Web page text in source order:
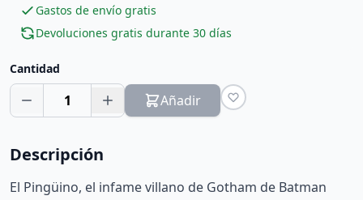
Gastos de envío gratis
Devoluciones gratis durante 30 días
Cantidad
1 Añadir
Descripción
El Pingüino, el infame villano de Gotham de Batman